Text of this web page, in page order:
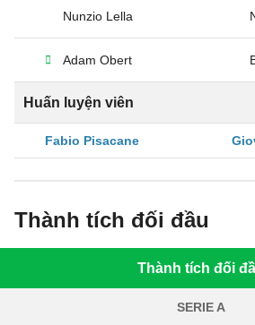
Nunzio Lella
Adam Obert
Huấn luyện viên
Fabio Pisacane
Thành tích đối đầu
Thành tích đối
SERIE A